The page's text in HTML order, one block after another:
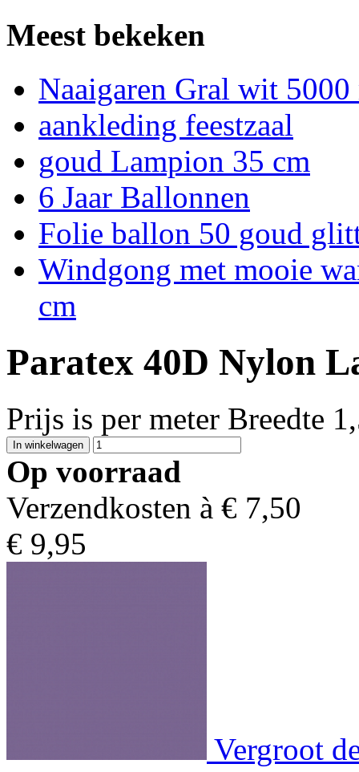
Meest bekeken
Naaigaren Gral wit 5000
aankleding feestzaal
goud Lampion 35 cm
6 Jaar Ballonnen
Folie ballon 50 goud
Windgong met mooie
cm
Paratex 40D Nylon
Prijs is per meter Breedte
Op voorraad
Verzendkosten à € 7,50
€ 9,95
Vergroot